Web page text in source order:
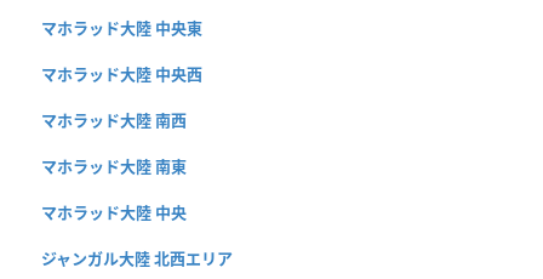
マホラッド大陸 中央東
マホラッド大陸 中央西
マホラッド大陸 南西
マホラッド大陸 南東
マホラッド大陸 中央
ジャンガル大陸 北西エリア